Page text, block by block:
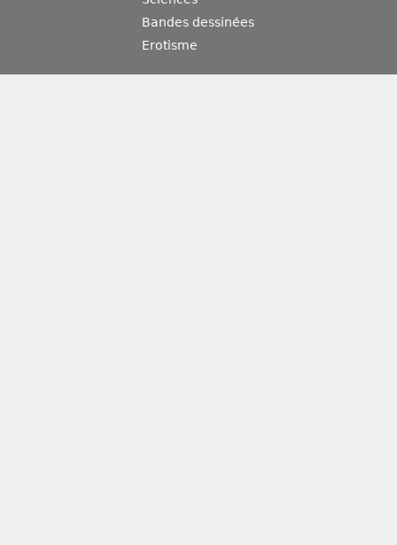
Bandes dessinées
Erotisme